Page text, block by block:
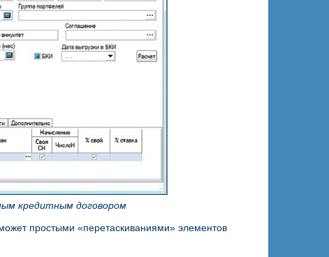
кредитным договором
простыми «перетаскиваниями» элементов